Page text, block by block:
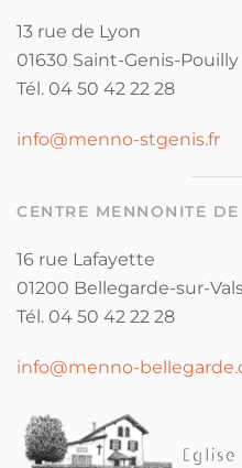
13 rue de Lyon
01630 Saint-Genis-Pouilly
Tél. 04 50 42 22 28
info@menno-stgenis.fr
CENTRE MENNONITE
16 rue Lafayette
01200 Bellegarde-sur-
Tél. 04 50 42 22 28
info@menno-